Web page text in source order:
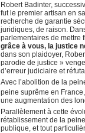
Robert Badinter,
fut le premier artisan en
recherche de garantie
juridiques, de raison.
parlementaires de mettre
grâce à vous, la justice
dans son plaidoyer,
parodie de justice »
d’erreur judiciaire et
Avec l’abolition de la
peine suprême en
une augmentation des
Parallèlement à cette
rétablissement de la
publique, et tout